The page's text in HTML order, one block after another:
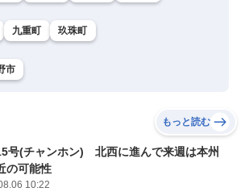
九重町 玖珠町
市
もっと読む
号(チャンホン) 北西に進んで来週は本州
の可能性
10:22